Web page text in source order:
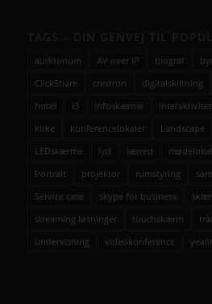
auditorium AV over IP biograf
ClickShare
crestron digitalskiltning
hotel
i3 infoskærme interaktivitet
kirke
konferencelokaler Landscape
LEDskærme
lyd lærred
Portrait
projektor rumstyring
Service case
skype for business
streaming løsninger
touchskærm
undervisning
videokonference